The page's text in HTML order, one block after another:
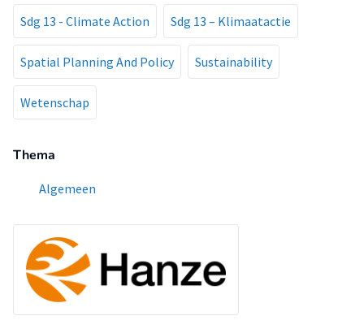
Sdg 13 - Climate Action Sdg 13 – Klimaatactie
Spatial Planning And Policy Sustainability
Wetenschap
Thema
Algemeen